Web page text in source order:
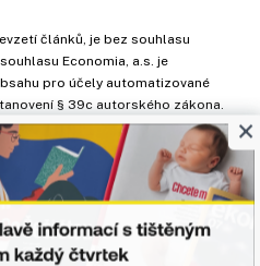
článků, je bez souhlasu
Economia, a.s. je
pro účely automatizované
§ 39c autorského zákona.
×